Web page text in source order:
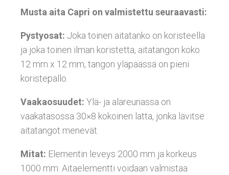
Musta aita Capri on valmistettu seuraavasti:
Pystyosat: Joka toinen aitatanko on koristeella
ja joka toinen ilman koristetta, aitatangon koko
12 mm x 12 mm, tangon yläpäässä on pieni
koristepallo.
Vaakaosuudet: Ylä- ja alareunassa on
vaakatasossa 30×8 kokoinen latta, jonka lävitse
aitatangot menevät.
Mitat: Elementin leveys 2000 mm ja korkeus
1000 mm. Aitaelementti voidaan valmistaa